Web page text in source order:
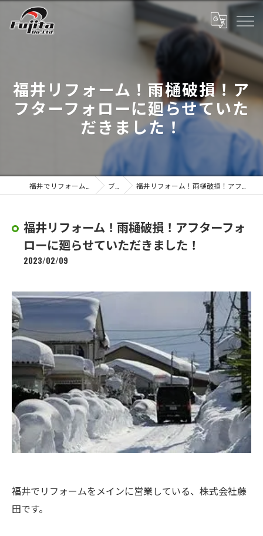
福井リフォーム！雨樋破損！ア
フターフォローに廻らせていた
だきました！
ブログ 福井リフォーム！雨樋破損！アフターフォローに廻らせていただきました！
福井リフォーム！雨樋破損！アフターフォ
ローに廻らせていただきました！
2023/02/09
福井でリフォームをメインに営業している、株式会社藤
田です。